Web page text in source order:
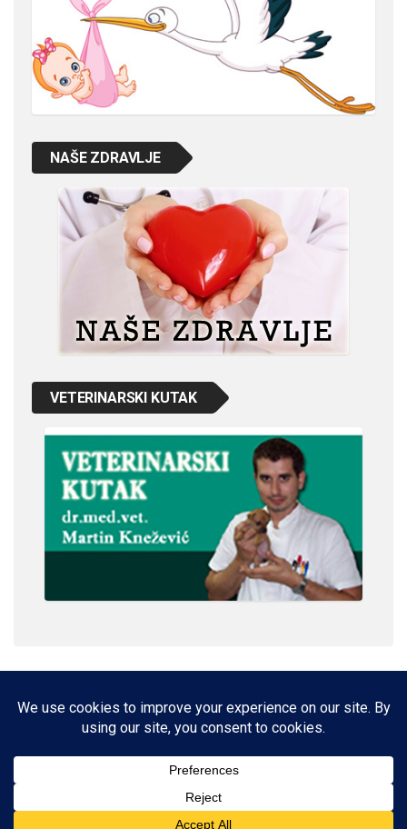
NAŠE ZDRAVLJE
VETERINARSKI KUTAK
IMPRESSUM